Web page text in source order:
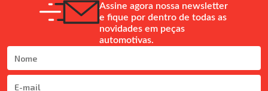
Assine agora nossa newsletter
e fique por dentro de todas as
novidades em peças
automotivas.